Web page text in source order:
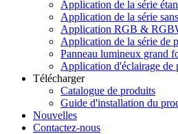
Application de la série
Application de la série
Application RGB &
Application de la série de
Panneau lumineux grand
Application d'éclairage de
Télécharger
Catalogue de produits
Guide d'installation du
Nouvelles
Contactez-nous